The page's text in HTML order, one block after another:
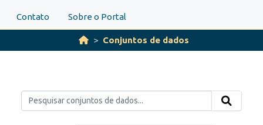
Contato Sobre o Portal
Conjuntos de dados